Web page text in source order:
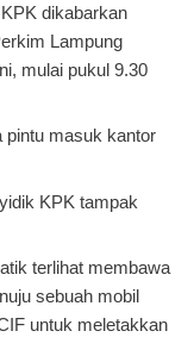
dikabarkan
Lampung
mulai pukul 9.30
pintu masuk kantor
KPK tampak
terlihat membawa
sebuah mobil
untuk meletakkan